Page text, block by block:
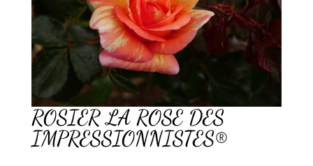
ROSIER LA ROSE DES
IMPRESSIONNISTES®